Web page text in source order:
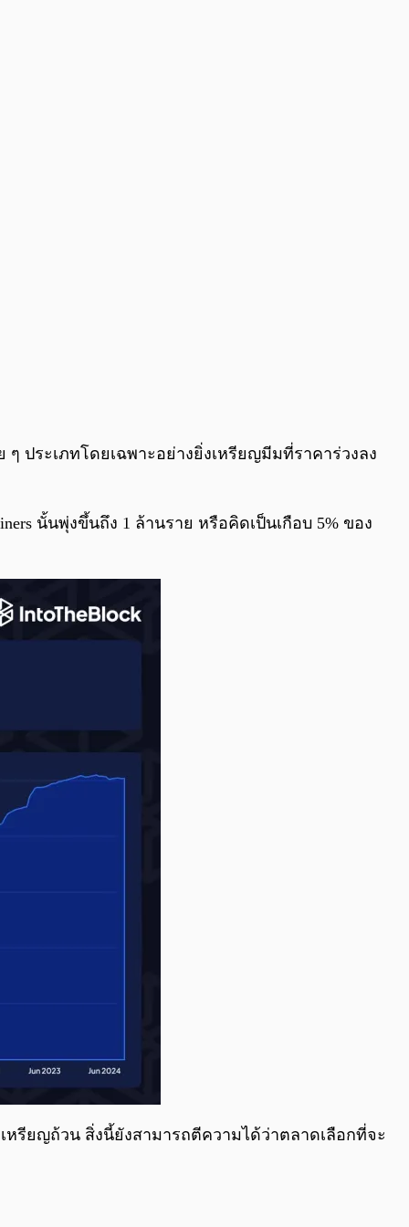
0:00
ประเภทโดยเฉพาะอย่างยิ่งเหรียญมีมที่ราคาร่วงลง
นั้นพุ่งขึ้นถึง 1 ล้านราย หรือคิดเป็นเกือบ 5% ของ
รียญถ้วน สิ่งนี้ยังสามารถตีความได้ว่าตลาดเลือกที่จะ